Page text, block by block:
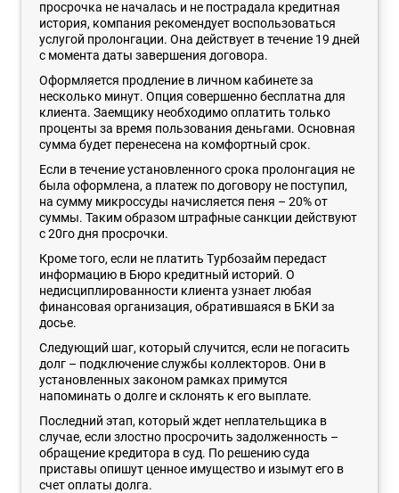
просрочка не началась и не пострадала кредитная
история, компания рекомендует воспользоваться
услугой пролонгации. Она действует в течение 19 дней
с момента даты завершения договора.
Оформляется продление в личном кабинете за
несколько минут. Опция совершенно бесплатна для
клиента. Заемщику необходимо оплатить только
проценты за время пользования деньгами. Основная
сумма будет перенесена на комфортный срок.
Если в течение установленного срока пролонгация не
была оформлена, а платеж по договору не поступил,
на сумму микроссуды начисляется пеня – 20% от
суммы. Таким образом штрафные санкции действуют
с 20го дня просрочки.
Кроме того, если не платить Турбозайм передаст
информацию в Бюро кредитный историй. О
недисциплированности клиента узнает любая
финансовая организация, обратившаяся в БКИ за
досье.
Следующий шаг, который случится, если не погасить
долг – подключение службы коллекторов. Они в
установленных законом рамках примутся
напоминать о долге и склонять к его выплате.
Последний этап, который ждет неплательщика в
случае, если злостно просрочить задолженность –
обращение кредитора в суд. По решению суда
приставы опишут ценное имущество и изымут его в
счет оплаты долга.